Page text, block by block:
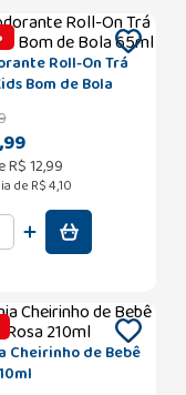
Roll-On Trá
Bom de Bola
R$12,99
de R$ 4,10
Cheirinho de Bebê